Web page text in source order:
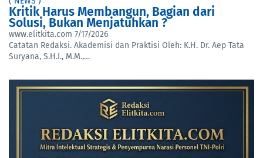
Kritik Harus Membangun, Bagian dari
Solusi, Bukan Menjatuhkan ?
www.elitkita.com 7/17/2026
Catatan Redaksi. Akademisi dan Praktisi Oleh: K.H. Dr. Aep Tata
Suryana, S.H.I., M.M.,…